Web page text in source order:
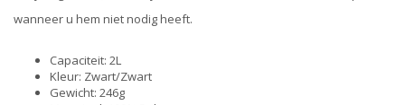
wanneer u hem niet nodig heeft.
Capaciteit: 2L
Kleur: Zwart/Zwart
Gewicht: 246g